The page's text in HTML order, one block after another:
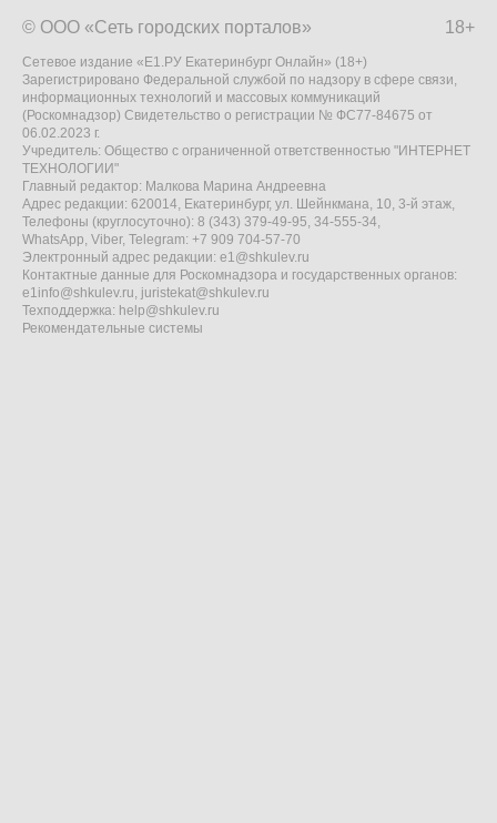
18+
© ООО «Сеть городских порталов»
Сетевое издание «Е1.РУ Екатеринбург Онлайн» (18+)
Зарегистрировано Федеральной службой по надзору в сфере связи,
информационных технологий и массовых коммуникаций
(Роскомнадзор) Свидетельство о регистрации № ФС77-84675 от
06.02.2023 г.
Учредитель: Общество с ограниченной ответственностью "ИНТЕРНЕТ
ТЕХНОЛОГИИ"
Главный редактор: Малкова Марина Андреевна
Адрес редакции: 620014, Екатеринбург, ул. Шейнкмана, 10, 3-й этаж,
Телефоны (круглосуточно): 8 (343) 379-49-95, 34-555-34,
WhatsApp, Viber, Telegram: +7 909 704-57-70
Электронный адрес редакции: e1@shkulev.ru
Контактные данные для Роскомнадзора и государственных органов:
e1info@shkulev.ru, juristekat@shkulev.ru
Техподдержка: help@shkulev.ru
Рекомендательные системы